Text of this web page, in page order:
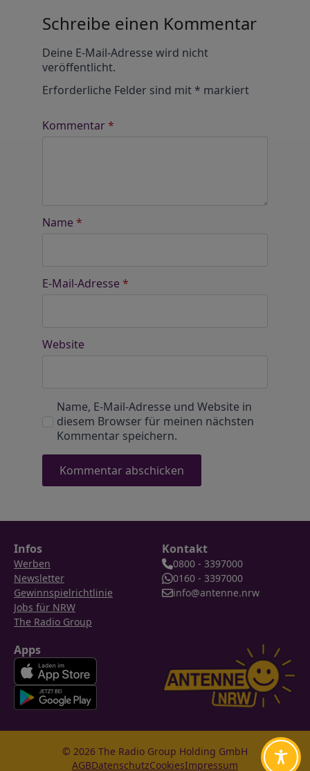
Schreibe einen Kommentar
Deine E-Mail-Adresse wird nicht
veröffentlicht.
Erforderliche Felder sind mit * markiert
Kommentar*
Name *
E-Mail-Adresse *
Website
Name, E-Mail-Adresse und Website in
diesem Browser für meinen nächsten
Kommentar speichern.
Infos
Werben
Newsletter
Gewinnspielrichtlinie
Jobs für NRW
The Radio Group
Kontakt
0800 - 3397000
0160 - 3397000
info@antenne.nrw
Apps
© 2026 The Radio Group Holding GmbH
AGBDatenschutzCookiesImpressum